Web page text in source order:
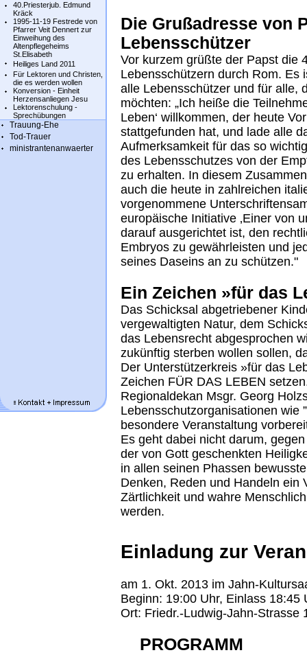
40.Priesterjub. Edmund
Kräck
1995-11-19 Festrede von
Pfarrer Veit Dennert zur
Einweihung des
Altenpflegeheims
St.Elisabeth
Heiliges Land 2011
Für Lektoren und Christen,
die es werden wollen
Konversion - Einheit
Herzensanliegen Jesu
Lektorenschulung -
Sprechübungen
Trauung-Ehe
Tod-Trauer
ministrantenanwaerter
Die Grußadresse von
Lebensschützer
Vor kurzem grüßte der Papst die
Lebensschützern durch Rom. Es
alle Lebensschützer und für alle,
möchten: „Ich heiße die
Leben‘ willkommen, der heute
stattgefunden hat, und lade alle
Aufmerksamkeit für das so
des Lebensschutzes von der
zu erhalten. In diesem
auch die heute in zahlreichen
vorgenommene
europäische Initiative ‚Einer von
darauf ausgerichtet ist, den
Embryos zu gewährleisten und
seines Daseins an zu schützen."
Ein Zeichen »für das
Das Schicksal abgetriebener
vergewaltigten Natur, dem
das Lebensrecht abgesprochen
zukünftig sterben wollen sollen,
Der Unterstützerkreis »für das
Zeichen FÜR DAS LEBEN
Regionaldekan Msgr. Georg
Lebensschutzorganisationen wie
besondere Veranstaltung
Es geht dabei nicht darum,
der von Gott geschenkten
in allen seinen Phassen
Denken, Reden und Handeln ein
Zärtlichkeit und wahre
werden.
Einladung zur
am 1. Okt. 2013 im Jahn-
Beginn: 19:00 Uhr, Einlass 18:45
Ort: Friedr.-Ludwig-Jahn-Strasse
PROGRAMM